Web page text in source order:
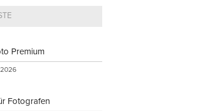
Premium
Fotografen